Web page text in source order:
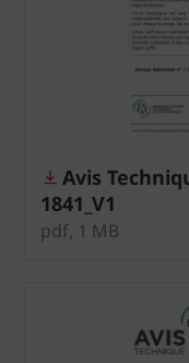
Avis
1841_V1
pdf, 1 MB